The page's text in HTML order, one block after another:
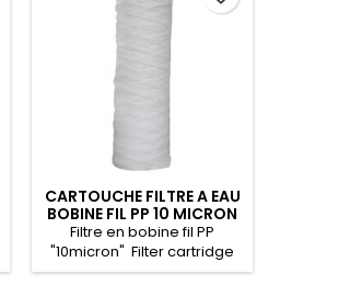
CARTOUCHE FILTRE A EAU
BOBINE FIL PP 10 MICRON
Filtre en bobine fil PP
"10micron" Filter cartridge
for PP "10 micron" بوصة فلتر